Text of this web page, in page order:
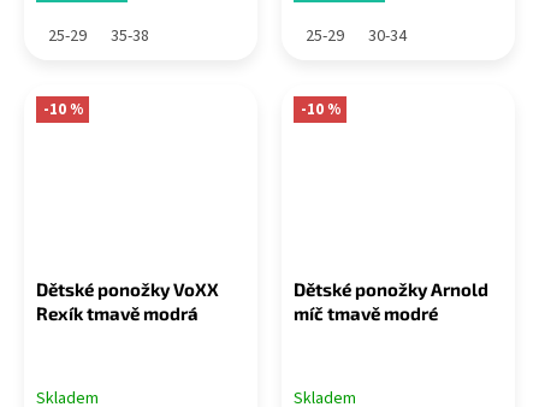
25-29 35-38 25-29 30-34
-10 %
Dětské ponožky VoXX
Rexík tmavě modrá
Skladem
-10 %
Dětské ponožky Arnold
míč tmavě modré
Skladem